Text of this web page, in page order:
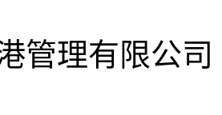
管理有限公司